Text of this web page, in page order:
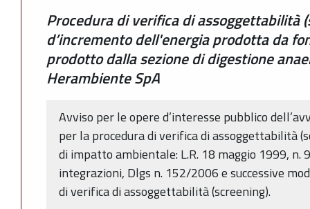
Procedura di verifica di assoggettabilità
d’incremento dell'energia prodotta da
prodotto dalla sezione di digestione
Herambiente SpA
Avviso per le opere d’interesse pubblico
per la procedura di verifica di assoggettabilità
di impatto ambientale: L.R. 18 maggio 1999, n.
integrazioni, Dlgs n. 152/2006 e successive
di verifica di assoggettabilità (screening).